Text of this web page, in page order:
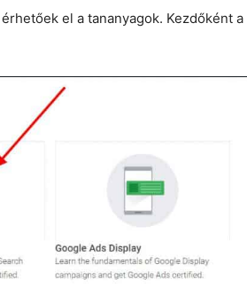
érhetőek el a tananyagok. Kezdőként a